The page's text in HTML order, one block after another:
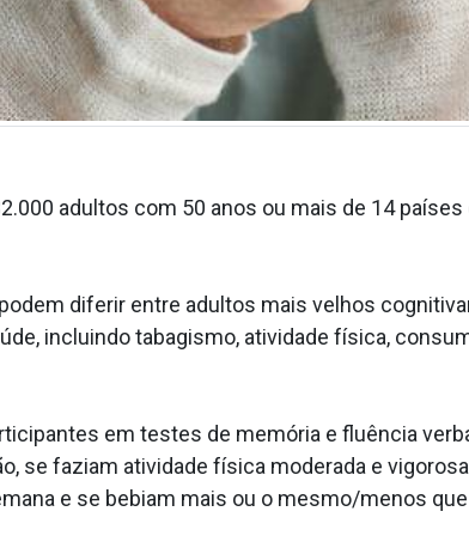
adultos com 50 anos ou mais de 14
diferir entre adultos mais velhos
incluindo tabagismo, atividade física,
em testes de memória e fluência
se faziam atividade física moderada e
e se bebiam mais ou o mesmo/menos